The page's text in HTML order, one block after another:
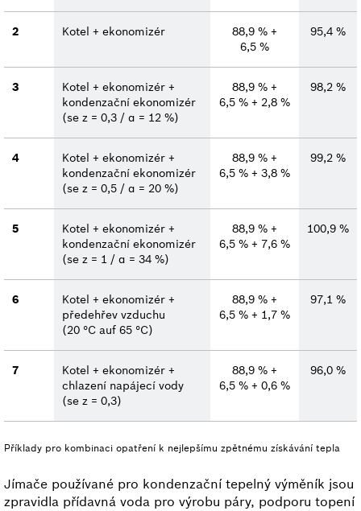
2 Kotel + ekonomizér
88,9 % +
6,5 %
95,4 %
3
Kotel + ekonomizér +
kondenzační ekonomizér
(se z = 0,3 / α = 12 %)
88,9 % +
6,5 % + 2,8 %
98,2 %
4
Kotel + ekonomizér +
kondenzační ekonomizér
(se z = 0,5 / α = 20 %)
88,9 % +
6,5 % + 3,8 %
99,2 %
5
Kotel + ekonomizér +
kondenzační ekonomizér
(se z = 1 / α = 34 %)
88,9 % +
6,5 % + 7,6 %
100,9 %
6
Kotel + ekonomizér +
předehřev vzduchu
(20 °C auf 65 °C)
88,9 % +
6,5 % + 1,7 %
97,1 %
7
Kotel + ekonomizér +
chlazení napájecí vody
(se z = 0,3)
88,9 % +
6,5 % + 0,6 %
96,0 %
Příklady pro kombinaci opatření k nejlepšímu zpětnému získávání tepla
Jímače používané pro kondenzační tepelný výměník jsou
zpravidla přídavná voda pro výrobu páry, podporu topení